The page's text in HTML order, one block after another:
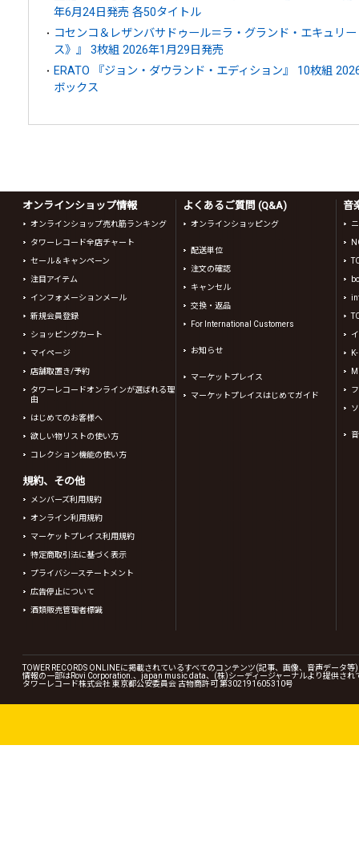
年6月24日発売 各50タイトル
コセンコ＆レザンバサドゥール＝ラ・グランド・エキュリ
ス》』 3枚組 2026年1月29日発売
ERATO 『ジョン・ダウランド・エディション』 10枚組
ボックス
オンラインショップ情報
オンラインショップ売れ筋ランキング
タワーレコード全店チャート
セール＆キャンペーン
注目アイテム
インフォメーションメール
新規会員登録
ショッピングカート
マイページ
店舗取置き/予約
タワーレコードオンラインが選ばれる理
由
はじめてのお客様へ
欲しい物リストの使い方
コレクション機能の使い方
規約、その他
メンバーズ利用規約
オンライン利用規約
マーケットプレイス利用規約
特定商取引法に基づく表示
プライバシーステートメント
広告停止について
酒類販売管理者標識
よくあるご質問 (Q&A)
オンラインショッピング
配送単位
注文の確認
キャンセル
交換・返品
For International Customers
お知らせ
マーケットプレイス
マーケットプレイスはじめてガイド
音
TOWER RECORDS ONLINEに掲載されているすべてのコンテンツ(記事、画像、音声データ
情報の一部はRovi Corporation.、japan music data、(株)シーディージャーナルより提供され
タワーレコード株式会社 東京都公安委員会 古物商許可 第302191605310号